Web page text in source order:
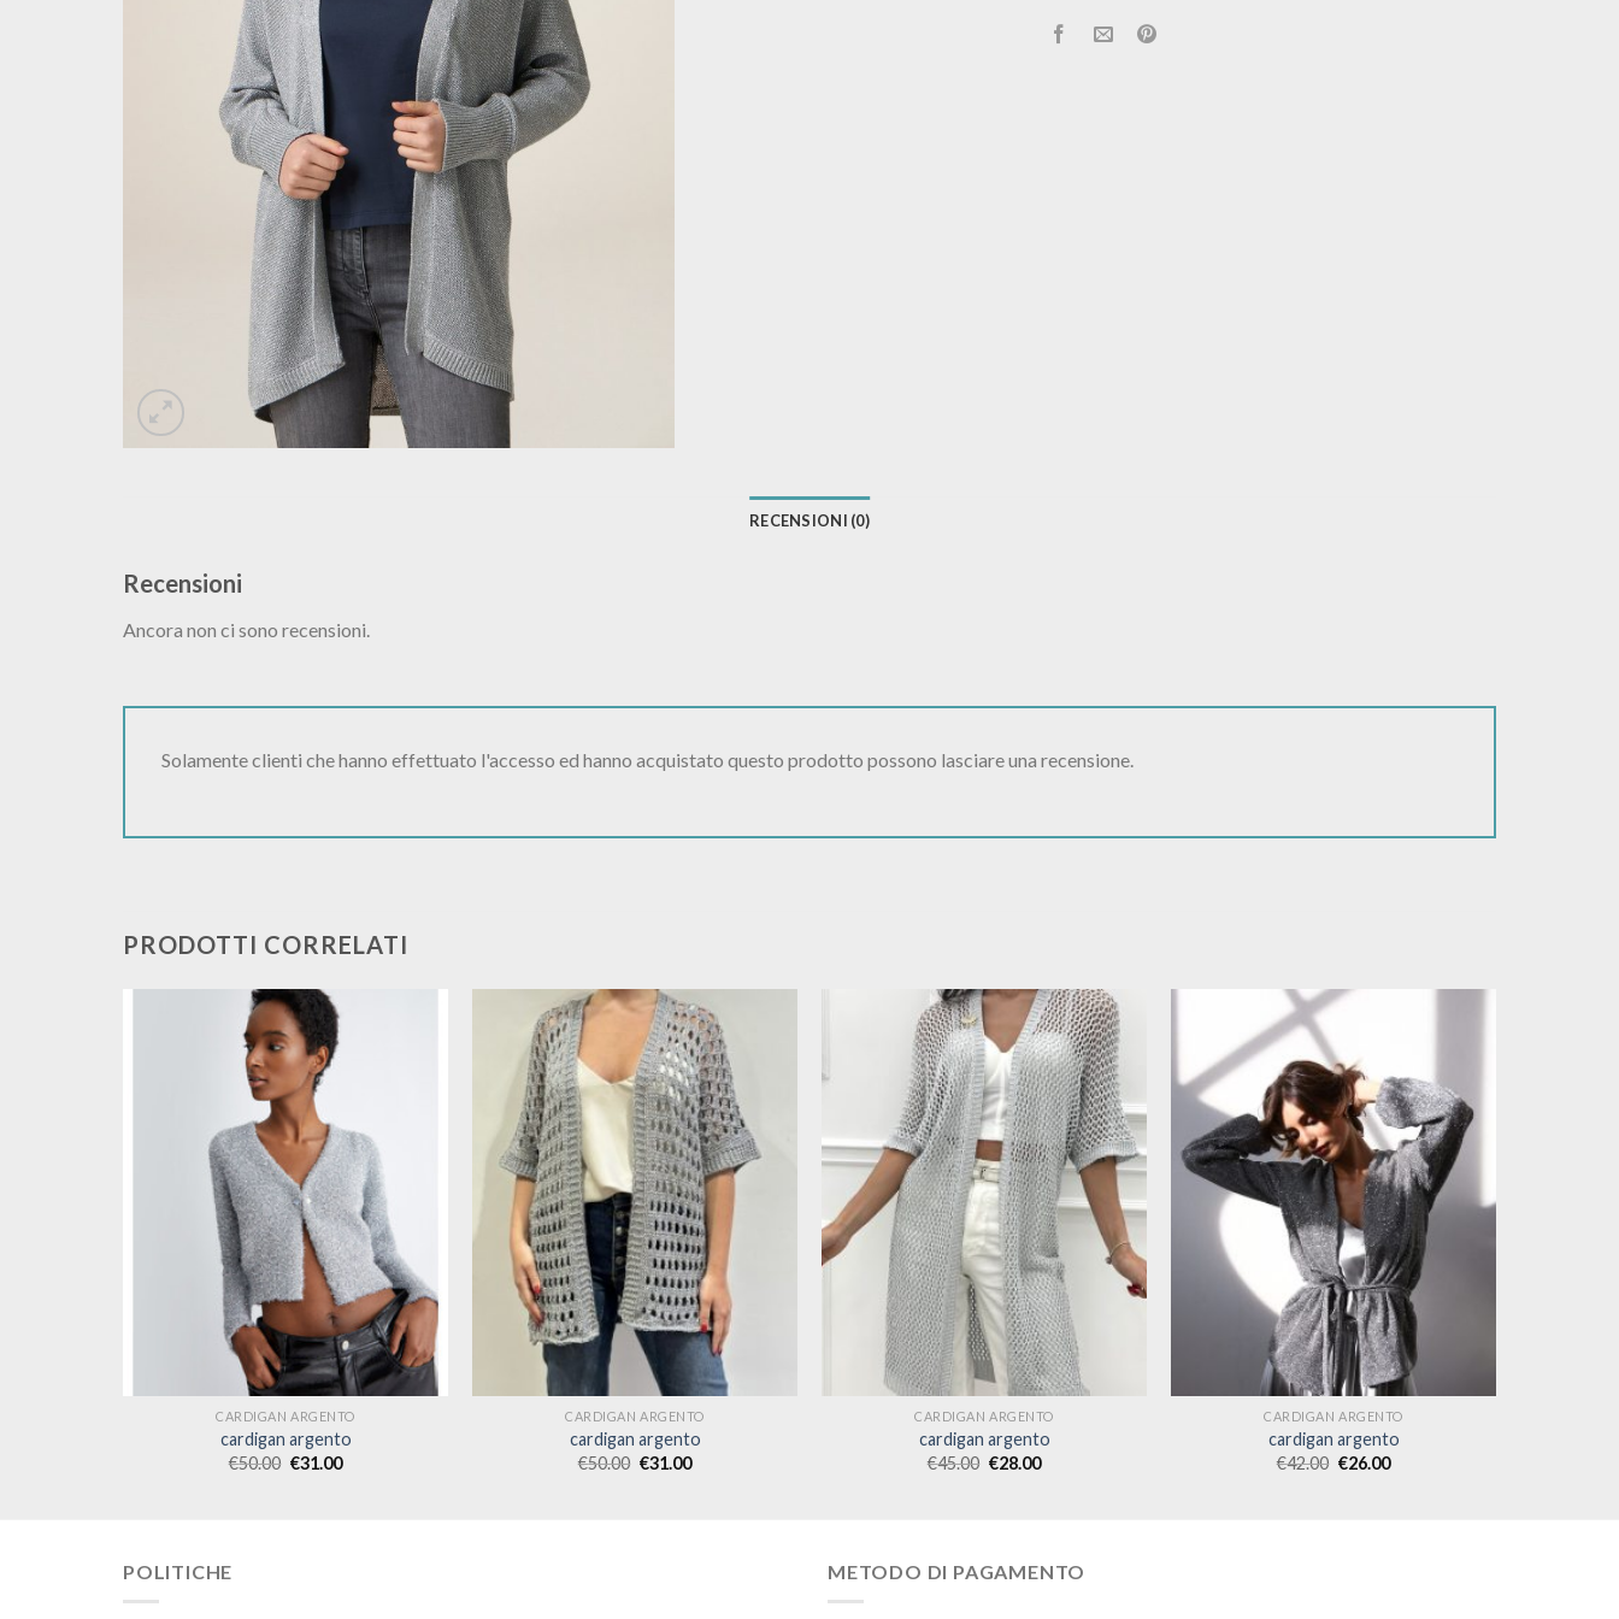
RECENSIONI (0)
Recensioni
Ancora non ci sono recensioni.
Solamente clienti che hanno effettuato l'accesso ed hanno acquistato questo prodotto possono lasciare una recensione.
PRODOTTI CORRELATI
CARDIGAN ARGENTO
cardigan argento
€50.00 €31.00
CARDIGAN ARGENTO
cardigan argento
€50.00 €31.00
CARDIGAN ARGENTO
cardigan argento
€45.00 €28.00
CARDIGAN ARGENTO
cardigan argento
€42.00 €26.00
POLITICHE METODO DI PAGAMENTO